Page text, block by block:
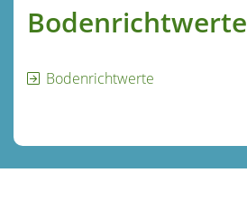
Bodenrichtwerte
Bodenrichtwerte